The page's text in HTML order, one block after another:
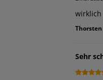
wirklich
Thorsten
Sehr